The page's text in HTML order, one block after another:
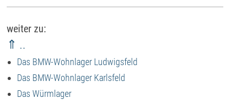
weiter zu:
⇑ ..
Das BMW-Wohnlager Ludwigsfeld
Das BMW-Wohnlager Karlsfeld
Das Würmlager